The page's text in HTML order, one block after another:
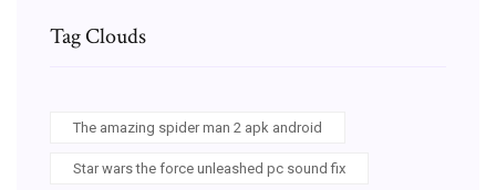
Tag Clouds
The amazing spider man 2 apk android
Star wars the force unleashed pc sound fix